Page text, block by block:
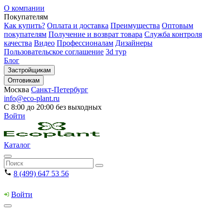
О компании
Покупателям
Как купить? Оплата и доставка Преимущества Оптовым
покупателям Получение и возврат товара Служба контроля
качества Видео Профессионалам Дизайнеры
Пользовательское соглашение 3d тур
Блог
Застройщикам
Оптовикам
Москва Санкт-Петербург
info@eco-plant.ru
С 8:00 до 20:00 без выходных
Войти
Каталог
8 (499) 647 53 56
Войти